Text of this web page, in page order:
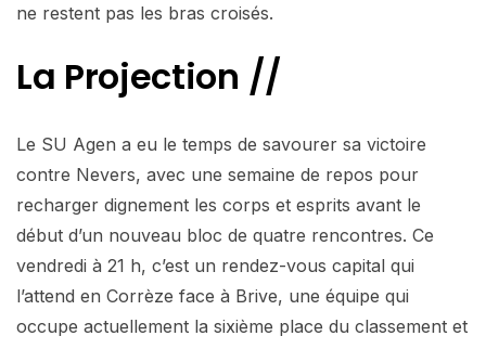
ne restent pas les bras croisés.
La Projection //
Le SU Agen a eu le temps de savourer sa victoire
contre Nevers, avec une semaine de repos pour
recharger dignement les corps et esprits avant le
début d’un nouveau bloc de quatre rencontres. Ce
vendredi à 21 h, c’est un rendez-vous capital qui
l’attend en Corrèze face à Brive, une équipe qui
occupe actuellement la sixième place du classement et